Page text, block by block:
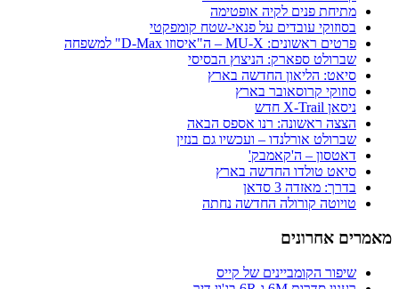
מתיחת פנים לקיה אופטימה
בסוזוקי עובדים על פנאי-שטח קומפקטי
פרטים ראשונים: MU-X – ה"איסוזו D-Max" למשפחה
שברולט ספארק: הניצוץ הבסיסי
סיאט: הליאון החדשה בארץ
סוזוקי קרוסאובר בארץ
ניסאן X-Trail חדש
הצצה ראשונה: רנו אספס הבאה
שברולט אורלנדו – ועכשיו גם בנזין
דאטסון – ה'קאמבק'
סיאט טולדו החדשה בארץ
בדרך: מאזדה 3 סדאן
טויוטה קורולה החדשה נחתה
מאמרים אחרונים
שיפור הקומביינים של קייס